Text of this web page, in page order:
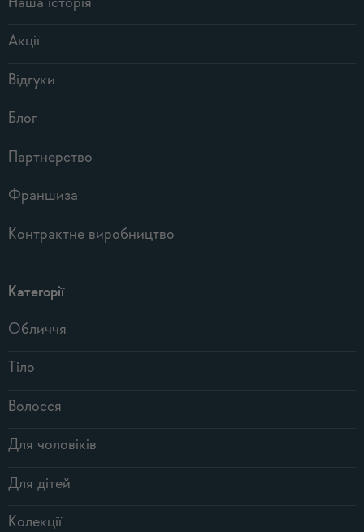
Наша історія
Акції
Відгуки
Блог
Партнерство
Франшиза
Контрактне виробництво
Категорії
Обличчя
Тіло
Волосся
Для чоловіків
Для дітей
Колекції